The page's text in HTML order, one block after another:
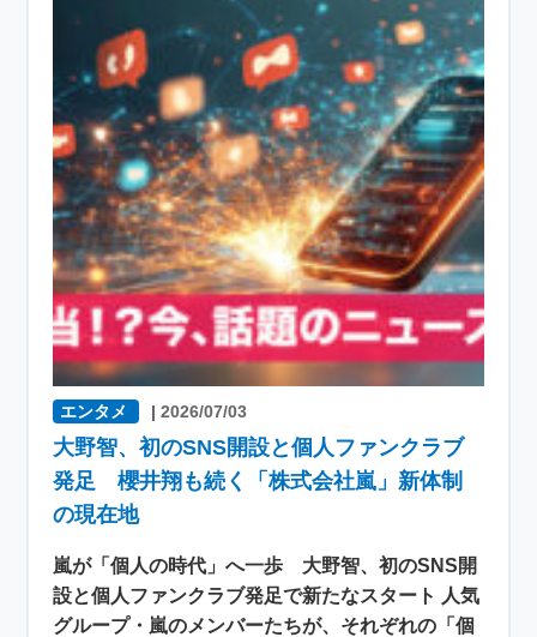
エンタメ |2026/07/03
大野智、初のSNS開設と個人ファンクラブ
発足 櫻井翔も続く「株式会社嵐」新体制
の現在地
嵐が「個人の時代」へ一歩 大野智、初のSNS開
設と個人ファンクラブ発足で新たなスタート 人気
グループ・嵐のメンバーたちが、それぞれの「個